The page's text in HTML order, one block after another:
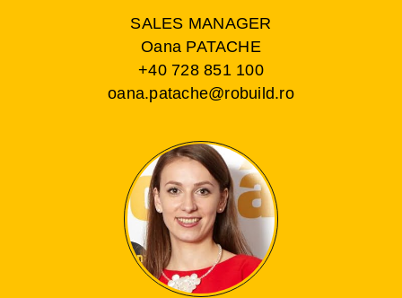
SALES MANAGER
Oana PATACHE
+40 728 851 100
oana.patache@robuild.ro